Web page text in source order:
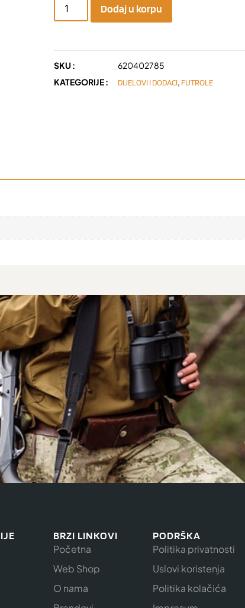
Dodaj u korpu
SKU :
620402785
KATEGORIJE :
DIJELOVI I DODACI, FUTROLE
BRZI LINKOVI
Početna
Web Shop
O nama
PODRŠKA
Politika privatnosti
Uslovi koristenja
Politika kolačića